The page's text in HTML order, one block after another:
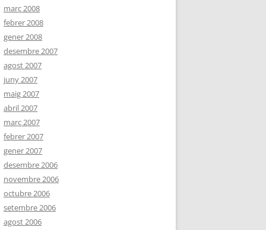
març 2008
febrer 2008
gener 2008
desembre 2007
agost 2007
juny 2007
maig 2007
abril 2007
març 2007
febrer 2007
gener 2007
desembre 2006
novembre 2006
octubre 2006
setembre 2006
agost 2006